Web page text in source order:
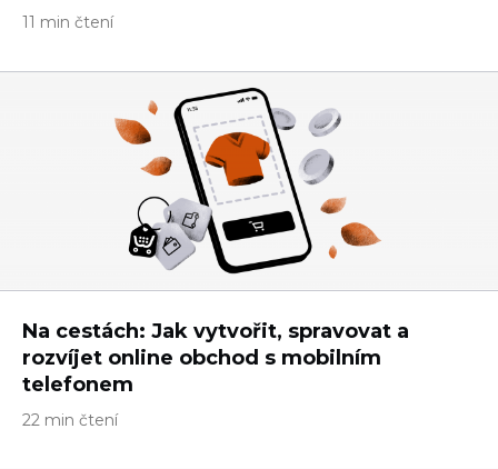
11 min čtení
Na cestách: Jak vytvořit, spravovat a
rozvíjet online obchod s mobilním
telefonem
22 min čtení